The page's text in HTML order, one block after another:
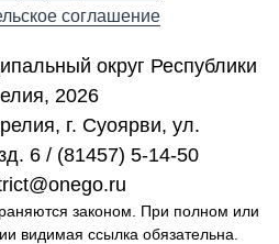
соглашение
округ Республики
2026
г. Cуоярви, ул.
6 / (81457) 5-14-50
законом. При полном или
видимая ссылка обязательна.